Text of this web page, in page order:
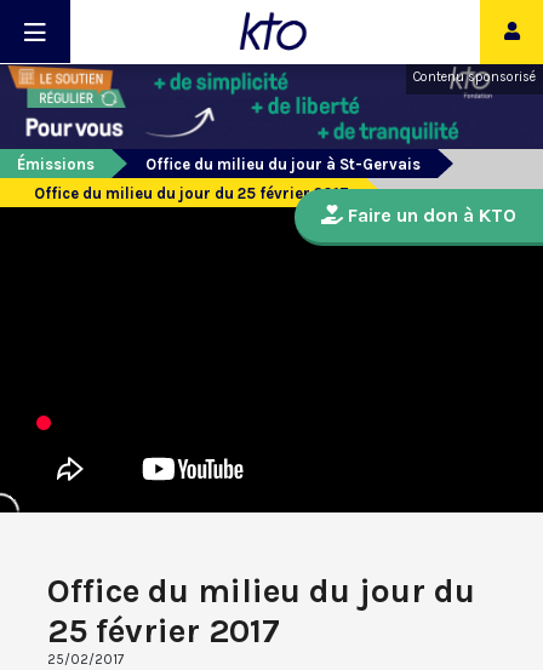
Contenu sponsorisé
Émissions
Office du milieu du jour à St-Gervais
Office du milieu du jour du 25 février 2017
Office du milieu du jour du
25 février 2017
25/02/2017
Faire un don à KTO